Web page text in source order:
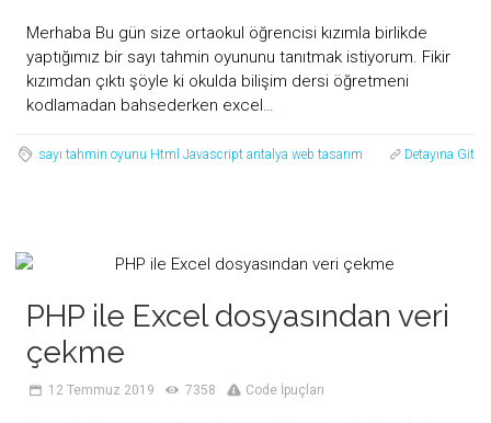
Merhaba Bu gün size ortaokul öğrencisi kızımla birlikde
yaptığımız bir sayı tahmin oyununu tanıtmak istiyorum. Fikir
kızımdan çıktı şöyle ki okulda bilişim dersi öğretmeni
kodlamadan bahsederken excel…
sayı tahmin oyunu Html Javascript antalya web tasarım Detayına Git
PHP ile Excel dosyasından veri
çekme
12 Temmuz 2019 7358 Code İpuçları